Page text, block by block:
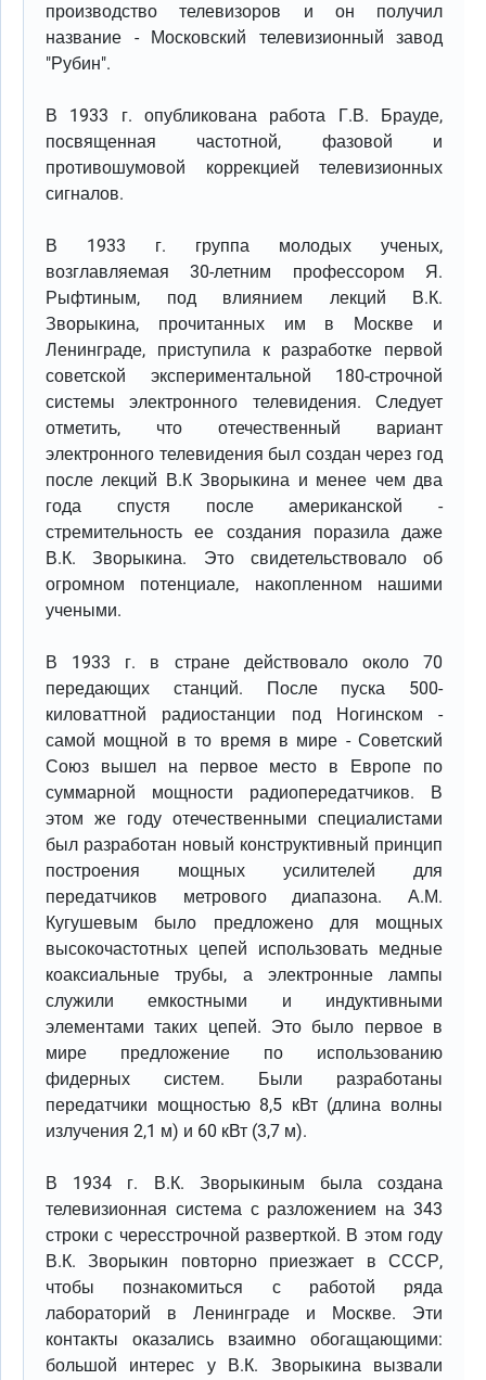
производство телевизоров и он получил
название - Московский телевизионный завод
"Рубин".
В 1933 г. опубликована работа Г.В. Брауде,
посвященная частотной, фазовой и
противошумовой коррекцией телевизионных
сигналов.
В 1933 г. группа молодых ученых,
возглавляемая 30-летним профессором Я.
Рыфтиным, под влиянием лекций В.К.
Зворыкина, прочитанных им в Москве и
Ленинграде, приступила к разработке первой
советской экспериментальной 180-строчной
системы электронного телевидения. Следует
отметить, что отечественный вариант
электронного телевидения был создан через год
после лекций В.К Зворыкина и менее чем два
года спустя после американской -
стремительность ее создания поразила даже
В.К. Зворыкина. Это свидетельствовало об
огромном потенциале, накопленном нашими
учеными.
В 1933 г. в стране действовало около 70
передающих станций. После пуска 500-
киловаттной радиостанции под Ногинском -
самой мощной в то время в мире - Советский
Союз вышел на первое место в Европе по
суммарной мощности радиопередатчиков. В
этом же году отечественными специалистами
был разработан новый конструктивный принцип
построения мощных усилителей для
передатчиков метрового диапазона. А.М.
Кугушевым было предложено для мощных
высокочастотных цепей использовать медные
коаксиальные трубы, а электронные лампы
служили емкостными и индуктивными
элементами таких цепей. Это было первое в
мире предложение по использованию
фидерных систем. Были разработаны
передатчики мощностью 8,5 кВт (длина волны
излучения 2,1 м) и 60 кВт (3,7 м).
В 1934 г. В.К. Зворыкиным была создана
телевизионная система с разложением на 343
строки с чересстрочной разверткой. В этом году
В.К. Зворыкин повторно приезжает в СССР,
чтобы познакомиться с работой ряда
лабораторий в Ленинграде и Москве. Эти
контакты оказались взаимно обогащающими:
большой интерес у В.К. Зворыкина вызвали